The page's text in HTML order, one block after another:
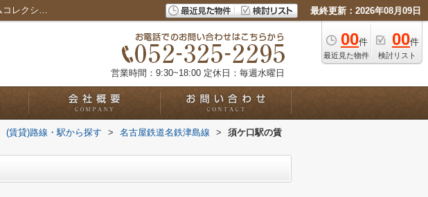
須ケ口駅の賃貸一覧｜愛知県名古屋市の単身者、カップル、ファミリー向け賃貸は【ルームコレクション】 最終更新：2026年08月09日
00件
最近見た物件
00件
検討リスト
営業時間：9:30~18:00 定休日：毎週水曜日
(賃貸)路線・駅から探す > 名古屋鉄道名鉄津島線 >
須ケ口駅の賃